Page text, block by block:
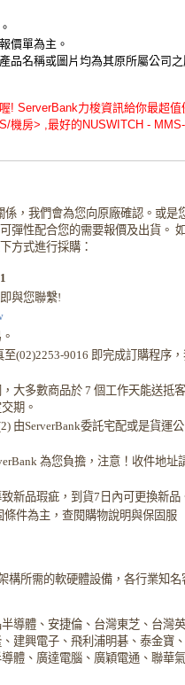
價單為主。
品名稱或圖片均為其原所屬公司
! ServerBank力梭資訊給你最超值
機房> ,最好的NUSWITCH - MMS-
，我們會為您向原廠確認。或是
彈性配合您的需要報價及出貨。
方式進行採購：
與您聯繫!
(02)2253-9016 即完成訂購程序
大多數商品於 7 個工作天能送抵
期。
由ServerBank委託宅配或是貨運
為您負擔，注意！收件地址
新品瑕疵，到貨7日內可更換新品
件為主，查閱購物說明與保固服
構所需的軟硬體設備，各行業知名
導體、安捷倫、台灣東芝、台灣
建興電子、飛利浦明碁、泰金寶
體、廣達電腦、廣穎電通、聯華